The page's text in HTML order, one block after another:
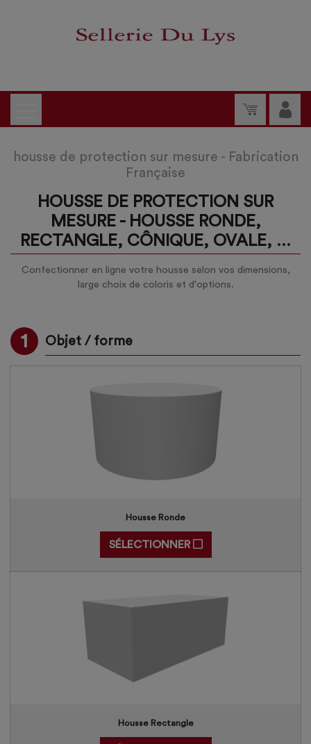
housse de protection sur mesure - Fabrication
Française
HOUSSE DE PROTECTION SUR
MESURE - HOUSSE RONDE,
RECTANGLE, CÔNIQUE, OVALE, ...
Confectionner en ligne votre housse selon vos dimensions,
large choix de coloris et d'options.
1 Objet / forme
Housse Ronde
SÉLECTIONNER
Housse Rectangle